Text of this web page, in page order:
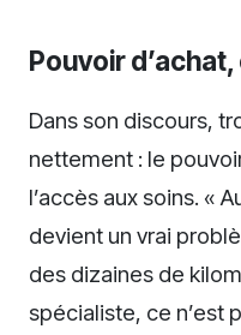
Pouvoir
Dans son discours,
nettement : le
l’accès aux soins. «
devient un vrai
des dizaines de
spécialiste, ce n’est